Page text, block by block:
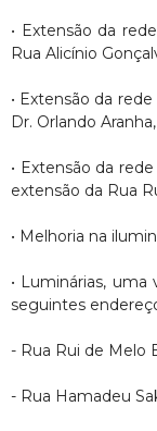
• Extensão da
Rua Alicínio
• Extensão da
Dr. Orlando
• Extensão da
extensão da Rua
• Melhoria na
• Luminárias,
seguintes
- Rua Rui de Melo
- Rua Hamadeu